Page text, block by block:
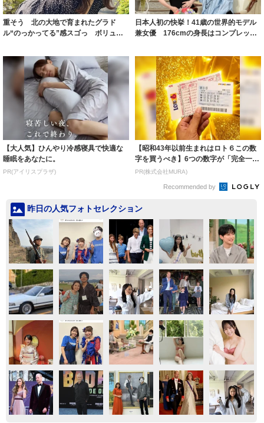
重そう 北の大地で育まれたグラド
ル“のっかってる”感スゴっ ボリュー
日本人初の快挙！41歳の世界的モデル
兼女優 176cmの身長はコンプレック
【大人気】ひんやり冷感寝具で快適な
睡眠をあなたに。
PR(アイリスプラザ)
【昭和43年以前生まれはロト６この数
字を買うべき】6つの数字が「完全一
致」する方...
PR(株式会社MURA)
Recommended by
昨日の人気フォトセレクション